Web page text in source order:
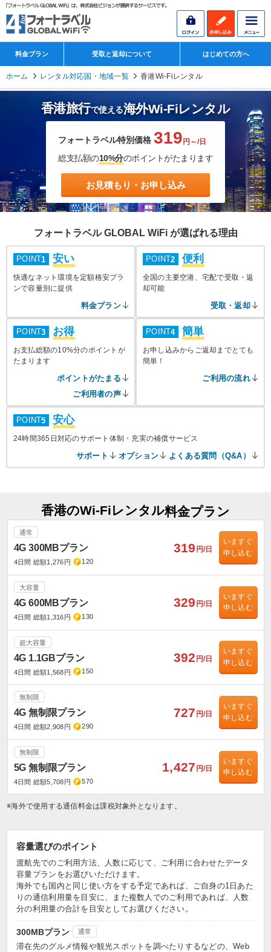
料金プラン 受取と返却について はじめての方へ
ホーム レンタル対応国・地域一覧 香港Wi-Fiレンタル
香港旅行で使える海外Wi-Fiレンタル
フォートラベル特別価格 319円～/日
総支払額の10%分のポイントがたまります
お見積もり・お申し込み
フォートラベル GLOBAL WiFi が選ばれる理由
POINT1 安い
快適なネット環境を定額格安プラ
ンで容量別に提供
料金プラン
POINT2 便利
全国の主要空港、宅配で受取・返
却可能
受取・返却
POINT3 お得
お支払総額の10%分のポイントが
たまります
ポイントがたまる
ご利用者の声
POINT4 簡単
お申し込みからご返却までとても
簡単！
ご利用の流れ
POINT5 安心
24時間365日対応のサポート体制・充実の補償サービス
サポート オプション よくある質問（Q&A）
香港のWi-Fiレンタル料金プラン
通常
4G 300MBプラン
4日間 総額1,276円 120
319 円/日
いますぐ
申し込む
大容量
4G 600MBプラン
4日間 総額1,316円 130
329 円/日
いますぐ
申し込む
超大容量
4G 1.1GBプラン
4日間 総額1,568円 150
392 円/日
いますぐ
申し込む
無制限
4G 無制限プラン
4日間 総額2,908円 290
727 円/日
いますぐ
申し込む
無制限
5G 無制限プラン
4日間 総額5,708円 570
1,427 円/日
いますぐ
申し込む
※海外で使用する通信料金は課税対象外となります。
容量選びのポイント
渡航先でのご利用方法、人数に応じて、ご利用に合わせたデータ
容量プランをお選びいただけます。
海外でも国内と同じ使い方をする予定であれば、ご自身の1日あた
りの通信利用量を目安に、また複数人でのご利用であれば、人数
分の利用量の合計を目安としてお選びください。
300MBプラン 通常
滞在先のグルメ情報や観光スポットを調べたりするなどの、Web